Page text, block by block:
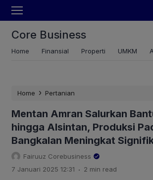
Core Business
Home Finansial Properti UMKM
Home › Pertanian
Mentan Amran Salurkan
hingga Alsintan, Produksi
Bangkalan Meningkat
Fairuuz Corebusiness
7 Januari 2025 12:31 . 2 min read